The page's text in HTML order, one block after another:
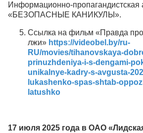
Информационно-пропагандистская
«БЕЗОПАСНЫЕ КАНИКУЛЫ».
Ссылка на фильм «Правда
лжи» https://videobel.by/ru-
RU/movies/tihanovskaya-
prinuzhdeniya-i-s-dengami-
unikalnye-kadry-s-avgusta-
lukashenko-spas-shtab-
latushko
17 июля 2025 года в ОАО